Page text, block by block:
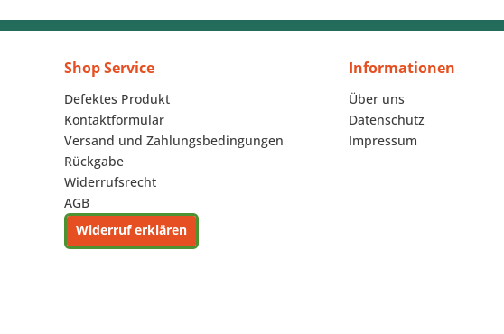
Shop Service
Defektes Produkt
Kontaktformular
Versand und Zahlungsbedingungen
Rückgabe
Widerrufsrecht
AGB
Widerruf erklären
Informationen
Über uns
Datenschutz
Impressum